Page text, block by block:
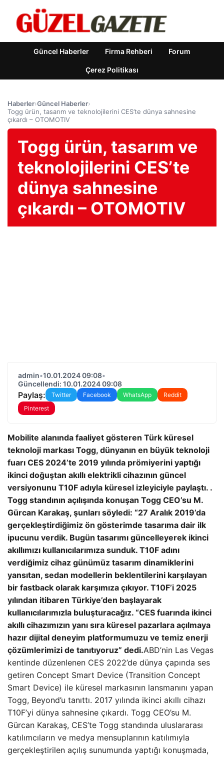
Güncel Haberler Firma Rehberi Forum
Çerez Politikası
Haberler›Güncel Haberler›
Togg ürün, tasarım ve teknolojilerini CES’te dünya sahnesine
çıkardı – OTOMOTIV
Togg ürün, tasarım ve
teknolojilerini CES’te
dünya sahnesine
çıkardı – OTOMOTIV
admin•10.01.2024 09:08•
Güncellendi: 10.01.2024 09:08
Paylaş: Twitter Facebook WhatsApp
Reddit
Pinterest
Mobilite alanında faaliyet gösteren Türk küresel
teknoloji markası Togg, dünyanın en büyük teknoloji
fuarı CES 2024’te 2019 yılında prömiyerini yaptığı
ikinci doğuştan akıllı elektrikli cihazının güncel
versiyonunu T10F adıyla küresel izleyiciyle paylaştı. .
Togg standının açılışında konuşan Togg CEO’su M.
Gürcan Karakaş, şunları söyledi: “27 Aralık 2019’da
gerçekleştirdiğimiz ön gösterimde tasarıma dair ilk
ipucunu verdik. Bugün tasarımı güncelleyerek ikinci
akıllımızı kullanıcılarımıza sunduk. T10F adını
verdiğimiz cihaz günümüz tasarım dinamiklerini
yansıtan, sedan modellerin beklentilerini karşılayan
bir fastback olarak karşımıza çıkıyor. T10F’i 2025
yılından itibaren Türkiye’den başlayarak
kullanıcılarımızla buluşturacağız. “CES fuarında ikinci
akıllı cihazımızın yanı sıra küresel pazarlara açılmaya
hazır dijital deneyim platformumuzu ve temiz enerji
çözümlerimizi de tanıtıyoruz” dedi.ABD’nin Las Vegas
kentinde düzenlenen CES 2022’de dünya çapında ses
getiren Concept Smart Device (Transition Concept
Smart Device) ile küresel markasının lansmanını yapan
Togg, Beyond’u tanıttı. 2017 yılında ikinci akıllı cihazı
T10F’yi dünya sahnesine çıkardı. Togg CEO’su M.
Gürcan Karakaş, CES’te Togg standında uluslararası
katılımcıların ve medya mensuplarının katılımıyla
gerçekleştirilen açılış sunumunda yaptığı konuşmada,